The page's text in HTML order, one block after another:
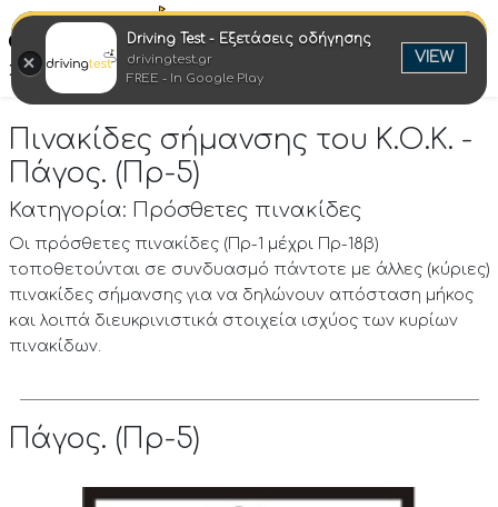
Στροφή στην επιτυχία
Πινακίδες σήμανσης του Κ.Ο.Κ. -
Πάγος. (Πρ-5)
Κατηγορία: Πρόσθετες πινακίδες
Οι πρόσθετες πινακίδες (Πρ-1 μέχρι Πρ-18β)
τοποθετούνται σε συνδυασμό πάντοτε με άλλες (κύριες)
πινακίδες σήμανσης για να δηλώνουν απόσταση μήκος
και λοιπά διευκρινιστικά στοιχεία ισχύος των κυρίων
πινακίδων.
Πάγος. (Πρ-5)
Driving Test - Εξετάσεις οδήγησης
drivingtest.gr
FREE - In Google Play
VIEW